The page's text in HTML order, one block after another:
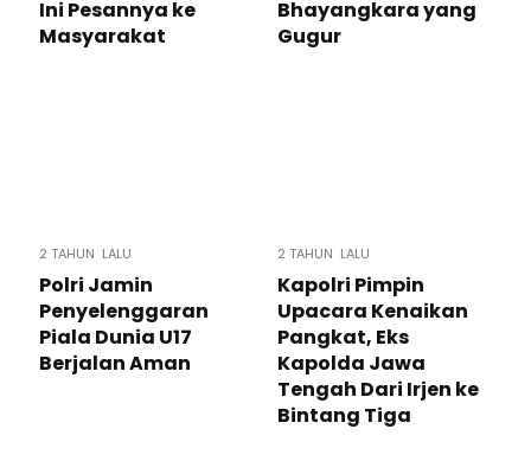
Ini Pesannya ke
Masyarakat
Bhayangkara yang
Gugur
2 TAHUN LALU
Polri Jamin
Penyelenggaran
Piala Dunia U17
Berjalan Aman
2 TAHUN LALU
Kapolri Pimpin
Upacara Kenaikan
Pangkat, Eks
Kapolda Jawa
Tengah Dari Irjen ke
Bintang Tiga